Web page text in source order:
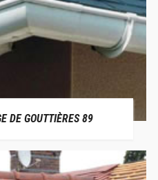
DE GOUTTIÈRES 89